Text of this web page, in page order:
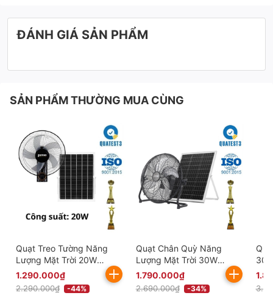
ĐÁNH GIÁ SẢN PHẨM
SẢN PHẨM THƯỜNG MUA CÙNG
Quạt Treo Tường Năng
Lượng Mặt Trời 20W
KITAWA Thông Minh -
KQ15.20
1.290.000₫
2.290.000₫ -44%
Quạt Chân Quỳ Năng
Lượng Mặt Trời 30W
Thông Minh KITAWA -
KQ14.30
1.790.000₫
2.690.000₫ -34%